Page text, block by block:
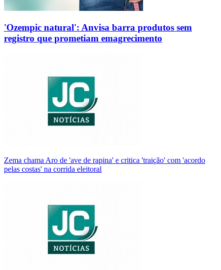
'Ozempic natural': Anvisa barra produtos sem
registro que prometiam emagrecimento
Zema chama Aro de 'ave de rapina' e critica 'traição' com 'acordo
pelas costas' na corrida eleitoral